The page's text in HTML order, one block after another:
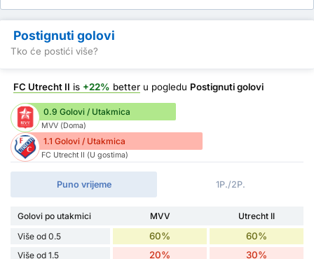
Postignuti golovi
Tko će postići više?
FC Utrecht II is +22% better u pogledu Postignuti golovi
0.9 Golovi / Utakmica
MVV (Doma)
1.1 Golovi / Utakmica
FC Utrecht II (U gostima)
Puno vrijeme 1P./2P.
Golovi po utakmici MVV
Utrecht II
Više od 0.5
60% 60%
Više od 1.5 20% 30%